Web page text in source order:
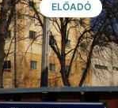
ELŐADÓ